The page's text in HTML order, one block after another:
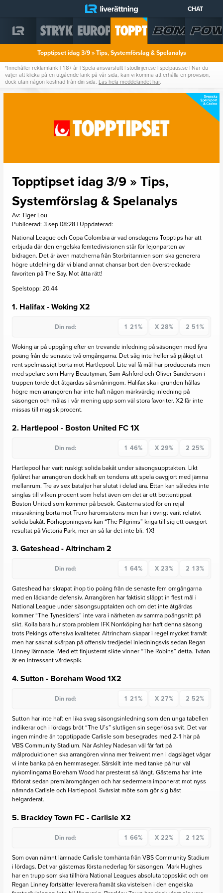
CHAT
LOGGA IN
ANDELSSPEL
STATISTIK
STRYKTIPSET
Topptipset idag 3/9 » Tips, Systemförslag & Spelanalys
*Innehåller reklamlänk | 18+ år | Spela ansvarsfullt | stodlinjen.se | spelpaus.se | När du
väljer att klicka på en utgående länk på vår sida, kan vi komma att erhålla en provision,
dock utan någon kostnad från din sida. Läs hela meddelandet här.
Topptipset idag 3/9 » Tips,
Systemförslag & Spelanalys
Av: Tiger Lou
Publicerad: 3 sep 08:28 | Uppdaterad:
National League och Copa Colombia är vad onsdagens Topptips har att
erbjuda där den engelska femtedivisionen står för lejonparten av
bidragen. Det är även matcherna från Storbritannien som ska generera
högre utdelning där vi bland annat chansar bort den överstreckade
favoriten på The Say. Mot åtta rätt!
Spelstopp: 20.44
1. Halifax - WokingX2
Din rad: 1 21% X 28% 2 51%
Woking är på uppgång efter en trevande inledning på säsongen med fyra
poäng från de senaste två omgångarna. Det såg inte heller så pjåkigt ut
rent spelmässigt borta mot Hartlepool. Lite väl få mål har producerats men
med spelare som Harry Beautyman, Sam Ashford och Oliver Sanderson i
truppen torde det åtgärdas så småningom. Halifax ska i grunden hållas
högre men arrangören har inte haft någon märkvärdig inledning på
säsongen och målas i vår mening upp som väl stora favoriter. X2 får inte
missas till magisk procent.
2. Hartlepool - Boston United FC1X
Din rad: 1 46% X 29% 2 25%
Hartlepool har varit ruskigt solida bakåt under säsongsupptakten. Likt
fjolåret har arrangören dock haft en tendens att spela oavgjort med jämna
mellanrum. Tre av sex bataljer har slutat i delad ära. Ettan kan således inte
singlas till vilken procent som helst även om det är ett bottentippat
Boston United som kommer på besök. Gästerna stod för en rejäl
missräkning borta mot Truro häromsistens men har i övrigt varit relativt
solida bakåt. Förhoppningsvis kan “The Pilgrims” kriga till sig ett oavgjort
resultat på Victoria Park, mer än så lär det inte bli. 1X!
3. Gateshead - Altrincham2
Din rad: 1 64% X 23% 2 13%
Gateshead har skrapat ihop tio poäng från de senaste fem omgångarna
med en läckande defensiv. Arrangören har faktiskt släppt in flest mål i
National League under säsongsupptakten och om det inte åtgärdas
kommer “The Tynesiders” inte vara i närheten av samma poängsnitt på
sikt. Kolla bara hur stora problem IFK Norrköping har haft denna säsong
trots Pekings offensiva kvaliteter. Altrincham skapar i regel mycket framåt
men har saknat skärpan på offensiv tredjedel inledningsvis sedan Regan
Linney lämnade. Med ett finjusterat sikte vinner “The Robins” detta. Tvåan
är en intressant värdespik.
4. Sutton - Boreham Wood1X2
Din rad: 1 21% X 27% 2 52%
Sutton har inte haft en lika svag säsongsinledning som den unga tabellen
indikerar och i lördags bröt “The U’s” slutligen sin segerlösa svit. Det var
ingen mindre än topptippade Carlisle som besegrades med 2-1 här på
VBS Community Stadium. När Ashley Nadesan väl får fart på
målproduktionen ska arrangören vinna mer frekvent men i dagsläget vågar
vi inte banka på en hemmaseger. Särskilt inte med tanke på hur väl
nykomlingarna Boreham Wood har presterat så långt. Gästerna har inte
förlorat sedan premiäromgången och har sedermera imponerat mot nyss
nämnda Carlisle och Hartlepool. Svårsiat möte som gör sig bäst
helgarderat.
5. Brackley Town FC - CarlisleX2
Din rad: 1 66% X 22% 2 12%
Som ovan nämnt lämnade Carlisle tomhänta från VBS Community Stadium
i lördags. Det var gästernas första nederlag för säsongen. Mark Hughes
har en trupp som ska tillhöra National Leagues absoluta toppskikt och om
Regan Linney fortsätter leverera framåt ska vistelsen i den engelska